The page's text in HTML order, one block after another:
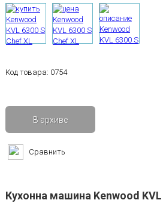
Код товара: 0754
В архиве
Сравнить
Кухонна машина Kenwood KVL